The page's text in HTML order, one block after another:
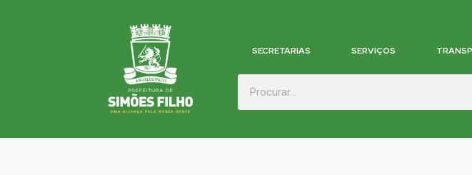
SECRETARIAS SERVIÇOS